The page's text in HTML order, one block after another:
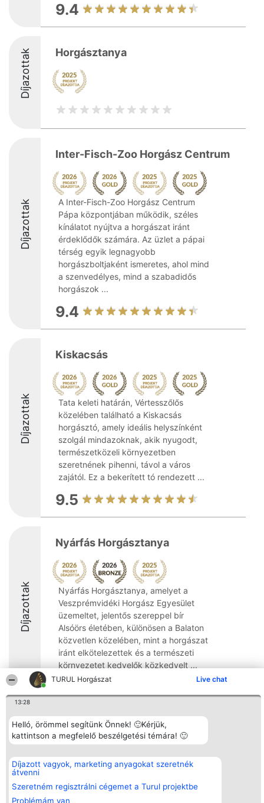
TURUL Horgászat Live chat
13:28
Helló, örömmel segítünk Önnek! 🙂Kérjük,
kattintson a megfelelő beszélgetési témára! 🙂
Díjazott vagyok, marketing anyagokat szeretnék
átvenni
Szeretném regisztrálni cégemet a Turul projektbe
Problémám van
9.4
Díjazottak Horgásztanya
Díjazottak
Inter-Fisch-Zoo Horgász Centrum
A Inter-Fisch-Zoo Horgász Centrum
Pápa központjában működik, széles
kínálatot nyújtva a horgászat iránt
érdeklődők számára. Az üzlet a pápai
térség egyik legnagyobb
horgászboltjaként ismeretes, ahol mind
a szenvedélyes, mind a szabadidős
horgászok ...
9.4
Díjazottak
Kiskacsás
Tata keleti határán, Vértesszőlős
közelében található a Kiskacsás
horgásztó, amely ideális helyszínként
szolgál mindazoknak, akik nyugodt,
természetközeli környezetben
szeretnének pihenni, távol a város
zajától. Ez a bekerített tó rendezett ...
9.5
Díjazottak
Nyárfás Horgásztanya
Nyárfás Horgásztanya, amelyet a
Veszprémvidéki Horgász Egyesület
üzemeltet, jelentős szereppel bír
Alsóörs életében, különösen a Balaton
közvetlen közelében, mint a horgászat
iránt elkötelezettek és a természeti
környezetet kedvelők közkedvelt ...
9.1
Rangsorszervező
SC Beautiful Company S.R.L.
Bulevardul Aleea Timișul De
4, Ap. 13
Bukarest 53-238
Adószám 36737675
tel: +363 033 425 71
Népszavazás
Nyertesek
Az összes
listája
Polityka
Elérhetőség